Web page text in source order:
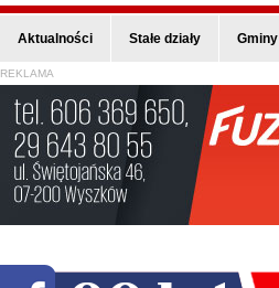
Aktualności Stałe działy Gminy
REKLAMA